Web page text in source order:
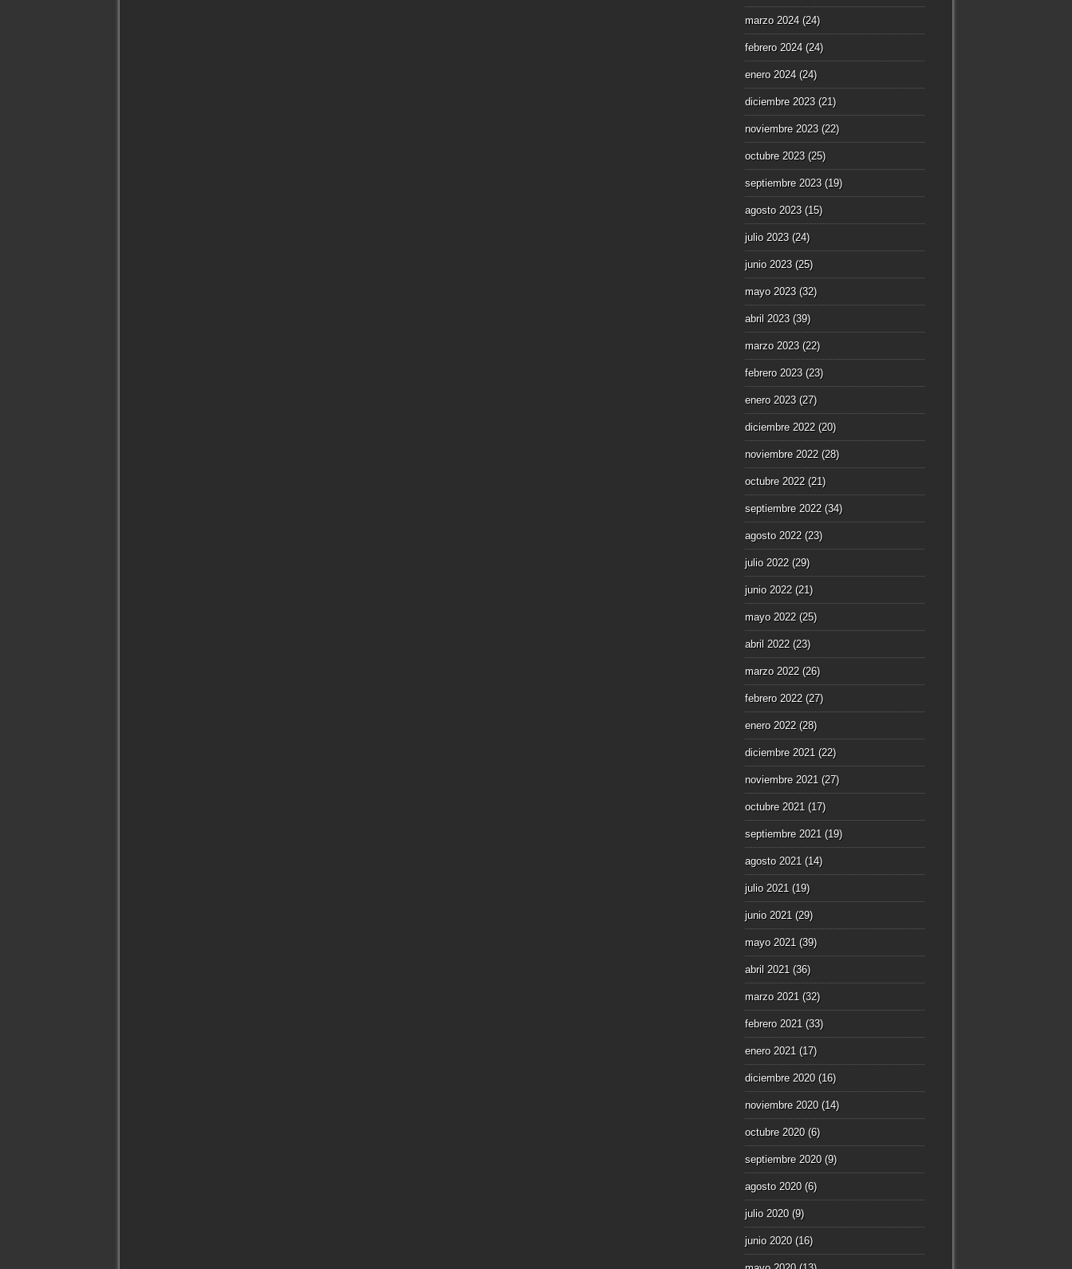
marzo 2024(24)
febrero 2024(24)
enero 2024(24)
diciembre 2023(21)
noviembre 2023(22)
octubre 2023(25)
septiembre 2023(19)
agosto 2023(15)
julio 2023(24)
junio 2023(25)
mayo 2023(32)
abril 2023(39)
marzo 2023(22)
febrero 2023(23)
enero 2023(27)
diciembre 2022 (20)
noviembre 2022 (28)
octubre 2022 (21)
septiembre 2022 (34)
agosto 2022 (23)
julio 2022 (29)
junio 2022 (21)
mayo 2022 (25)
abril 2022 (23)
marzo 2022 (26)
febrero 2022 (27)
enero 2022 (28)
diciembre 2021 (22)
noviembre 2021 (27)
octubre 2021 (17)
septiembre 2021 (19)
agosto 2021 (14)
julio 2021 (19)
junio 2021 (29)
mayo 2021 (39)
abril 2021 (36)
marzo 2021 (32)
febrero 2021 (33)
enero 2021 (17)
diciembre 2020(16)
noviembre 2020(14)
octubre 2020(6)
septiembre 2020(9)
agosto 2020(6)
julio 2020(9)
junio 2020(16)